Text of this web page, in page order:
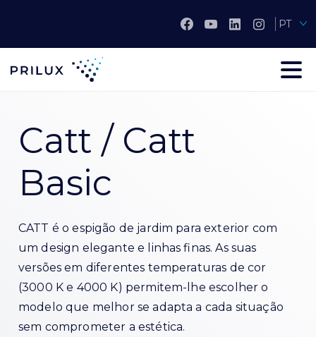
PT
Catt / Catt
Basic
CATT é o espigão de jardim para exterior com
um design elegante e linhas finas. As suas
versões em diferentes temperaturas de cor
(3000 K e 4000 K) permitem-lhe escolher o
modelo que melhor se adapta a cada situação
sem comprometer a estética.